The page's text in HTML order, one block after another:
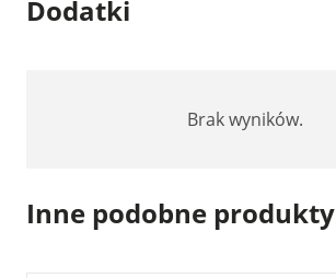
Dodatki
Brak wyników.
Inne podobne produkty